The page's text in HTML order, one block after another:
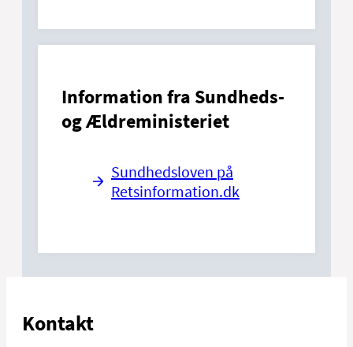
Information fra Sundheds-
og Ældreministeriet
Sundhedsloven på
Retsinformation.dk
Kontakt